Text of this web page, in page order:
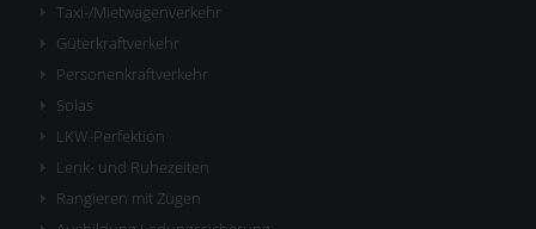
Taxi-/Mietwagenverkehr
Güterkraftverkehr
Personenkraftverkehr
Solas
LKW-Perfektion
Lenk- und Ruhezeiten
Rangieren mit Zügen